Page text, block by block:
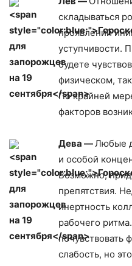
складываться
проявлений
уступчивости.
будете
физическом,
По крайней
факторов
Дева —Любые
и особой
Возможно,
препятствия.
инертность
рабочего
почувствовать
слабость, но